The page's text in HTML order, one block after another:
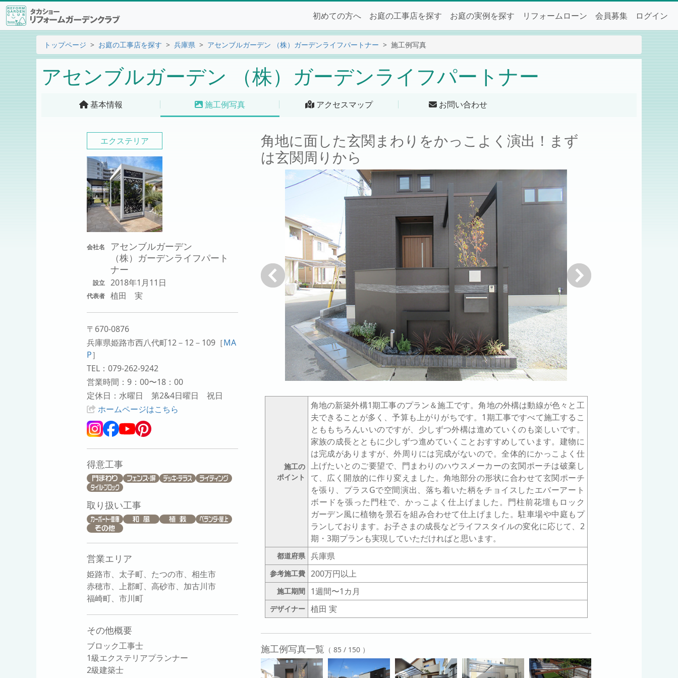
初めての方へ お庭の工事店を探す お庭の実例を探す リフォームローン 会員募集 ログイン
トップページ お庭の工事店を探す 兵庫県 アセンブルガーデン （株）ガーデンライフパートナー 施工例写真
アセンブルガーデン （株）ガーデンライフパートナー
基本情報 施工例写真 アクセスマップ お問い合わせ
エクステリア
会社名
アセンブルガーデン
（株）ガーデンライフパート
ナー
設立 2018年1月11日
代表者 植田 実
〒670-0876
兵庫県姫路市西八代町12－12－109 ［MA
P］
TEL：079-262-9242
営業時間：9：00〜18：00
定休日：水曜日 第2&4日曜日 祝日
ホームページはこちら
得意工事
取り扱い工事
営業エリア
姫路市、太子町、たつの市、相生市
赤穂市、上郡町、高砂市、加古川市
福崎町、市川町
その他概要
ブロック工事士
1級エクステリアプランナー
2級建築士
角地に面した玄関まわりをかっこよく演出！まず
は玄関周りから
施工の
ポイント
角地の新築外構1期工事のプラン＆施工です。角地の外構は動線が色々と工
夫できることが多く、予算も上がりがちです。1期工事ですべて施工するこ
とももちろんいいのですが、少しずつ外構は進めていくのも楽しいです。
家族の成長とともに少しずつ進めていくことおすすめしています。建物に
は完成がありますが、外周りには完成がないので。全体的にかっこよく仕
上げたいとのご要望で、門まわりのハウスメーカーの玄関ポーチは破棄し
て、広く開放的に作り変えました。角地部分の形状に合わせて玄関ポーチ
を張り、プラスGで空間演出、落ち着いた柄をチョイスしたエバーアート
ボードを張った門柱で、かっこよく仕上げました。門柱前花壇もロック
ガーデン風に植物を景石を組み合わせて仕上げました。駐車場や中庭もプ
ランしております。お子さまの成長などライフスタイルの変化に応じて、2
期・3期プランも実現していただければと思います。
都道府県 兵庫県
参考施工費 200万円以上
施工期間 1週間〜1カ月
デザイナー 植田 実
施工例写真一覧 （ 85 / 150 ）